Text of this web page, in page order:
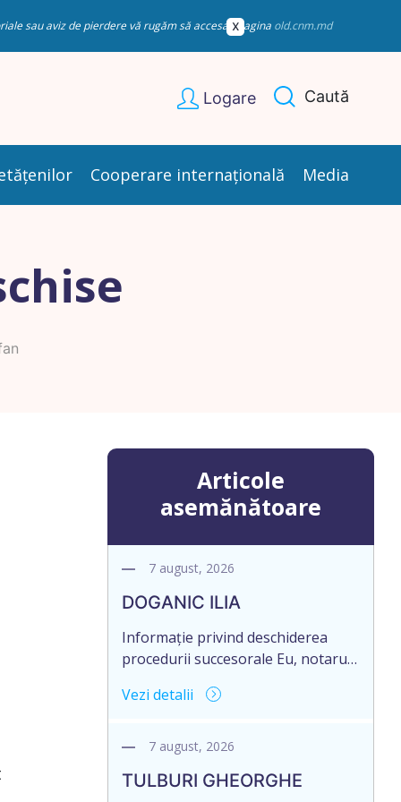
sau aviz de pierdere vă rugăm să accesați pagina old.cnm.md
Logare Caută
Cooperare internațională Media
Articole
asemănătoare
7 august, 2026
DOGANIC ILIA
Informație privind deschiderea
procedurii succesorale Eu, notarul,
246/2018 privind la procedură
persoană care are un interes
procedurii succesorale notariale în
Vezi detalii
7 august, 2026
TULBURI GHEORGHE